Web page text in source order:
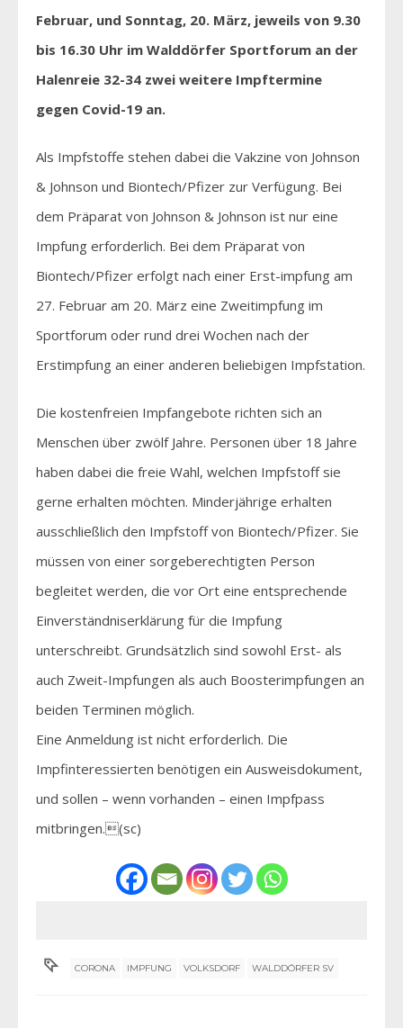
Februar, und Sonntag, 20. März, jeweils von 9.30
bis 16.30 Uhr im Walddörfer Sportforum an der
Halenreie 32-34 zwei weitere Impftermine
gegen Covid-19 an.
Als Impfstoffe stehen dabei die Vakzine von Johnson
& Johnson und Biontech/Pfizer zur Verfügung. Bei
dem Präparat von Johnson & Johnson ist nur eine
Impfung erforderlich. Bei dem Präparat von
Biontech/Pfizer erfolgt nach einer Erst-impfung am
27. Februar am 20. März eine Zweitimpfung im
Sportforum oder rund drei Wochen nach der
Erstimpfung an einer anderen beliebigen Impfstation.
Die kostenfreien Impfangebote richten sich an
Menschen über zwölf Jahre. Personen über 18 Jahre
haben dabei die freie Wahl, welchen Impfstoff sie
gerne erhalten möchten. Minderjährige erhalten
ausschließlich den Impfstoff von Biontech/Pfizer. Sie
müssen von einer sorgeberechtigten Person
begleitet werden, die vor Ort eine entsprechende
Einverständniserklärung für die Impfung
unterschreibt. Grundsätzlich sind sowohl Erst- als
auch Zweit-Impfungen als auch Boosterimpfungen an
beiden Terminen möglich.
Eine Anmeldung ist nicht erforderlich. Die
Impfinteressierten benötigen ein Ausweisdokument,
und sollen – wenn vorhanden – einen Impfpass
mitbringen.(sc)
CORONA IMPFUNG VOLKSDORF WALDDÖRFER SV